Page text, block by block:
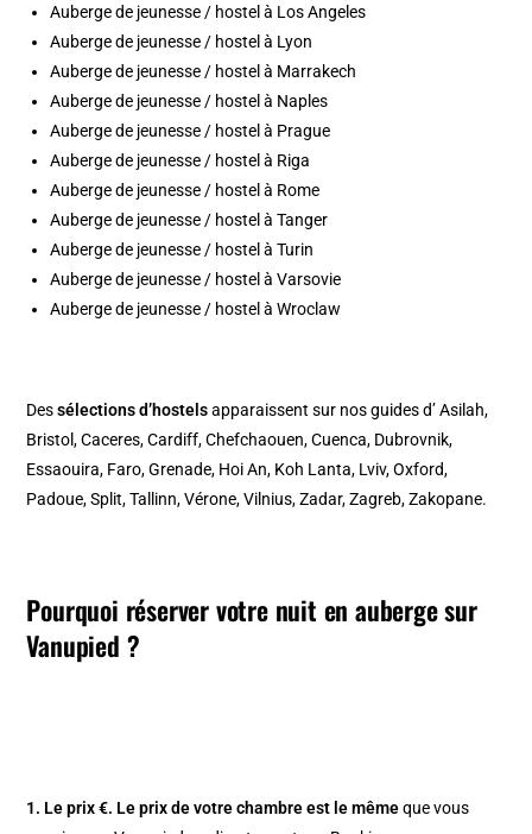
Auberge de jeunesse / hostel à Los Angeles
Auberge de jeunesse / hostel à Lyon
Auberge de jeunesse / hostel à Marrakech
Auberge de jeunesse / hostel à Naples
Auberge de jeunesse / hostel à Prague
Auberge de jeunesse / hostel à Riga
Auberge de jeunesse / hostel à Rome
Auberge de jeunesse / hostel à Tanger
Auberge de jeunesse / hostel à Turin
Auberge de jeunesse / hostel à Varsovie
Auberge de jeunesse / hostel à Wroclaw
Dessélections d’hostelsapparaissent sur nos guides d’Asilah,
Bristol,Caceres,Cardiff,Chefchaouen,Cuenca, Dubrovnik,
Essaouira, Faro,Grenade, Hoi An, Koh Lanta, Lviv,Oxford,
Padoue,Split,Tallinn,Vérone,Vilnius,Zadar,Zagreb,Zakopane.
Pourquoi réserver votre nuit en auberge sur
Vanupied ?
1. Le prix €. Le prix de votre chambre est le mêmeque vous